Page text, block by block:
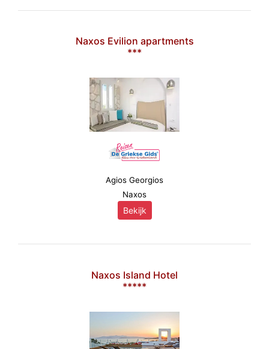
Naxos Evilion apartments
***
Agios Georgios
Naxos
Bekijk
Naxos Island Hotel
*****